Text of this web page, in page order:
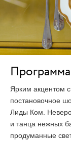
Программа
Ярким акцентом
постановочное
Лиды Ком.
и танца нежных
продуманные